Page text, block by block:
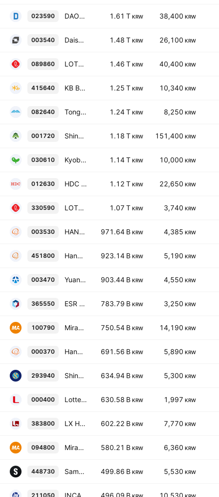
023590 DAOU TECHNOLOGY Inc. 1.61 T KRW 38,400 KRW
003540 Daishin Securities Co., Ltd 1.48 T KRW 26,100 KRW
089860 LOTTE rental co., ltd. 1.46 T KRW 40,400 KRW
415640 KB Balhae Infrastructure Fund 1.25 T KRW 10,340 KRW
082640 TongYang Life Insurance Co., Ltd. 1.24 T KRW 8,250 KRW
001720 Shinyoung Securities Co., Ltd. 1.18 T KRW 151,400 KRW
030610 Kyobo Securities Co., Ltd 1.14 T KRW 10,000 KRW
012630 HDC HOLDINGS CO., Ltd. 1.12 T KRW 22,650 KRW
330590 LOTTE REIT Co., Ltd. 1.07 T KRW 3,740 KRW
003530 HANWHA INVESTMENT&SECURITIES Co. Ltd. 971.64 B KRW 4,385 KRW
451800 Hanwha REIT Co., Ltd. 923.14 B KRW 5,190 KRW
003470 Yuanta Securities Korea Co., Ltd. 903.44 B KRW 4,550 KRW
365550 ESR Kendall Square REIT Co., Ltd. 783.79 B KRW 3,250 KRW
100790 Mirae Asset Venture Investment Co., Ltd. 750.54 B KRW 14,190 KRW
000370 Hanwha General Insurance Co., Ltd 691.56 B KRW 5,890 KRW
293940 Shinhan Alpha REIT Co., Ltd. 634.94 B KRW 5,300 KRW
000400 Lotte Non-Life Insurance Co., Ltd 630.58 B KRW 1,997 KRW
383800 LX Holdings Corp. 602.22 B KRW 7,770 KRW
094800 Mirae Asset Maps Realty Real Estate Public Investment Company 580.21 B KRW 6,360 KRW
448730 SamsungFN REIT Co., Ltd. 499.86 B KRW 5,530 KRW
211050 496.09 B 10,530